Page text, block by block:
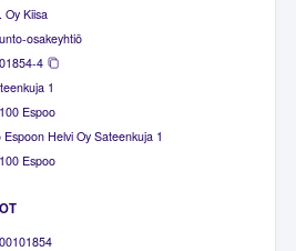
Oy Kiisa
osakeyhtiö
4
1
Espoo
Espoon Helvi Oy Sateenkuja 1
Espoo